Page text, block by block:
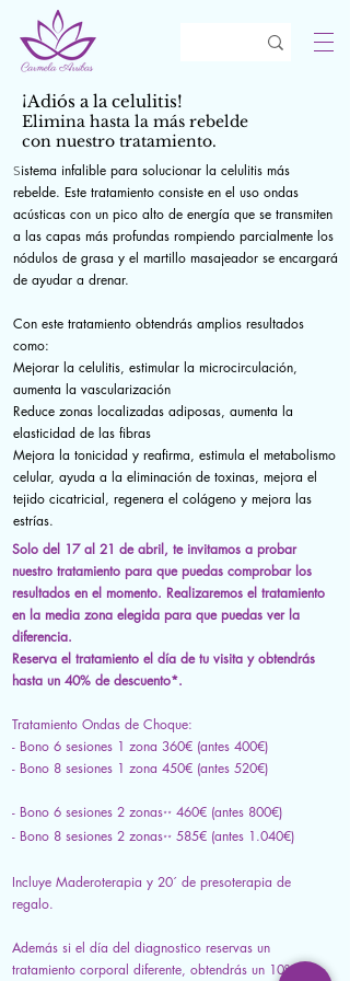
¡Adiós a la celulitis!
Elimina hasta la más rebelde
con nuestro tratamiento.
Sistema infalible para solucionar la celulitis más
rebelde. Este tratamiento consiste en el uso ondas
acústicas con un pico alto de energía que se transmiten
a las capas más profundas rompiendo parcialmente los
nódulos de grasa y el martillo masajeador se encargará
de ayudar a drenar.
Con este tratamiento obtendrás amplios resultados
como:
Mejorar la celulitis, estimular la microcirculación,
aumenta la vascularización
Reduce zonas localizadas adiposas, aumenta la
elasticidad de las fibras
Mejora la tonicidad y reafirma, estimula el metabolismo
celular, ayuda a la eliminación de toxinas, mejora el
tejido cicatricial, regenera el colágeno y mejora las
estrías.
Solo del 17 al 21 de abril, te invitamos a probar
nuestro tratamiento para que puedas comprobar los
resultados en el momento. Realizaremos el tratamiento
en la media zona elegida para que puedas ver la
diferencia.
Reserva el tratamiento el día de tu visita y obtendrás
hasta un 40% de descuento*.
Tratamiento Ondas de Choque:
- Bono 6 sesiones 1 zona 360€ (antes 400€)
- Bono 8 sesiones 1 zona 450€ (antes 520€)
- Bono 6 sesiones 2 zonas** 460€ (antes 800€)
- Bono 8 sesiones 2 zonas** 585€ (antes 1.040€)
Incluye Maderoterapia y 20´ de presoterapia de
regalo.
Además si el día del diagnostico reservas un
tratamiento corporal diferente, obtendrás un 10% de